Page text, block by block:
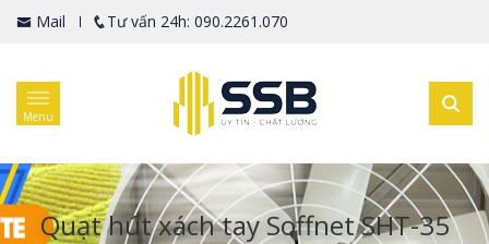
Mail Tư vấn 24h: 090.2261.070
Menu
Quạt hút xách tay Soffnet SHT-35